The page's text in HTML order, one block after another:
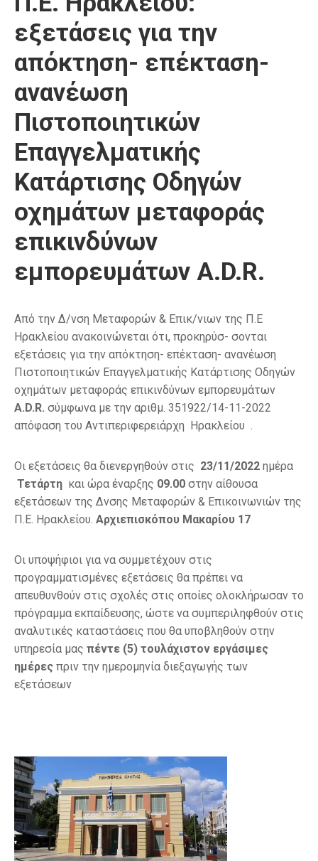
εξετάσεις για την
απόκτηση- επέκταση-
ανανέωση
Πιστοποιητικών
Επαγγελματικής
Κατάρτισης Οδηγών
οχημάτων μεταφοράς
επικινδύνων
εμπορευμάτων A.D.R.
Από την Δ/νση Μεταφορών & Επικ/νιων της Π.Ε
Ηρακλείου ανακοινώνεται ότι, προκηρύσ- σονται
εξετάσεις για την απόκτηση- επέκταση- ανανέωση
Πιστοποιητικών Επαγγελματικής Κατάρτισης Οδηγών
οχημάτων μεταφοράς επικινδύνων εμπορευμάτων
A.D.R. σύμφωνα με την αριθμ. 351922/14-11-2022
απόφαση του Αντιπεριφερειάρχη Ηρακλείου .
Οι εξετάσεις θα διενεργηθούν στις 23/11/2022 ημέρα
Τετάρτη και ώρα έναρξης 09.00 στην αίθουσα
εξετάσεων της Δνσης Μεταφορών & Επικοινωνιών της
Π.Ε. Ηρακλείου. Αρχιεπισκόπου Μακαρίου 17
Οι υποψήφιοι για να συμμετέχουν στις
προγραμματισμένες εξετάσεις θα πρέπει να
απευθυνθούν στις σχολές στις οποίες ολοκλήρωσαν το
πρόγραμμα εκπαίδευσης, ώστε να συμπεριληφθούν στις
αναλυτικές καταστάσεις που θα υποβληθούν στην
υπηρεσία μας πέντε (5) τουλάχιστον εργάσιμες
ημέρες πριν την ημερομηνία διεξαγωγής των
εξετάσεων